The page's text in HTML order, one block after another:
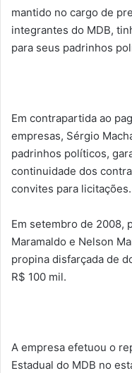
mantido no cargo de
integrantes do MDB,
para seus padrinhos
Em contrapartida ao
empresas, Sérgio
padrinhos políticos,
continuidade dos
convites para licitações.
Em setembro de 2008,
Maramaldo e Nelson
propina disfarçada de
R$ 100 mil.
A empresa efetuou o
Estadual do MDB no